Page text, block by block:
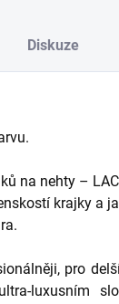
Diskuze
na nehty –
krajky a
pro
luxusním